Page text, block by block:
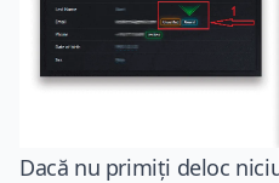
Dacă nu primiți deloc